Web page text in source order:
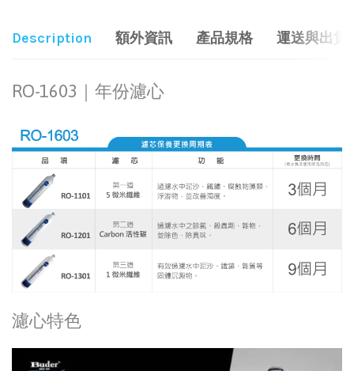
Description 額外資訊 產品規格 運送與出貨
RO-1603｜年份濾心
濾心特色